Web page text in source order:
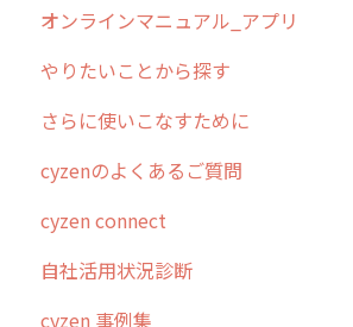
オンラインマニュアル_アプリ
アプリの使い始め
ホーム画面
スポット
報告閲覧
予定
日報
やりたいことから探す
行動管理
勤怠管理
予定管理
スポット
ステータス・主観
さらに使いこなすために
はじめに
スポット・ステータス関連オプシ
交通費自動計算
安全走行支援
cyzenのよくあるご質問
ログインについて
グループ・ユーザーについて
GPS・位置情報 について
cyzen connect
自社活用状況診断
cyzen 事例集